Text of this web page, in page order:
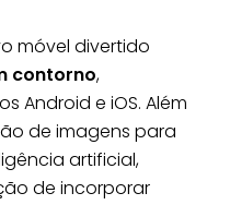
móvel divertido
contorno,
Android e iOS. Além
de imagens para
artificial,
de incorporar